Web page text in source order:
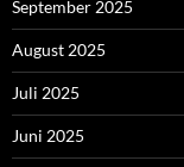
September 2025
August 2025
Juli 2025
Juni 2025